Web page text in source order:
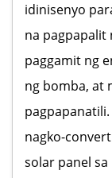
idinisenyo
na pagpapalit
paggamit ng
ng bomba, at
nagko-
solar panel